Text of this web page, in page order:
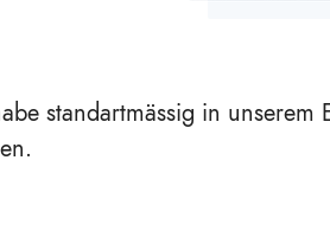
standartmässig in unserem